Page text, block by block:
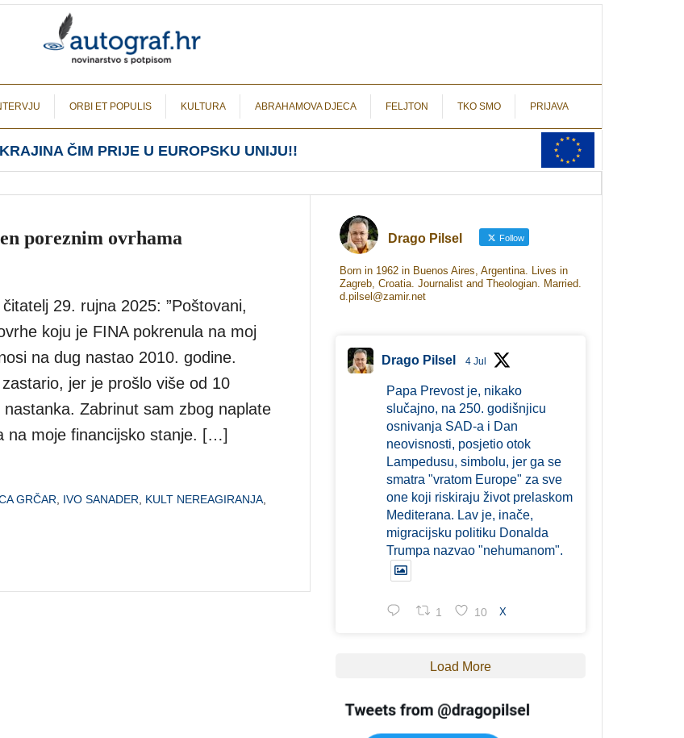
ORBI ET POPULIS KULTURA ABRAHAMOVA DJECA FELJTON TKO SMO PRIJAVA
ČIM PRIJE U EUROPSKU UNIJU!!
poreznim ovrhama
29. rujna 2025: ”Poštovani,
koju je FINA pokrenula na moj
na dug nastao 2010. godine.
jer je prošlo više od 10
Zabrinut sam zbog naplate
na moje financijsko stanje. […]
GRČAR IVO SANADER KULT NEREAGIRANJA
Drago Pilsel Follow
Born in 1962 in Buenos Aires, Argentina. Lives in
Zagreb, Croatia. Journalist and Theologian. Married.
d.pilsel@zamir.net
Drago Pilsel 4 Jul
Papa Prevost je, nikako
slučajno, na 250. godišnjicu
osnivanja SAD-a i Dan
neovisnosti, posjetio otok
Lampedusu, simbolu, jer ga se
smatra "vratom Europe" za sve
one koji riskiraju život prelaskom
Mediterana. Lav je, inače,
migracijsku politiku Donalda
Trumpa nazvao "nehumanom".
1 10 X
Load More